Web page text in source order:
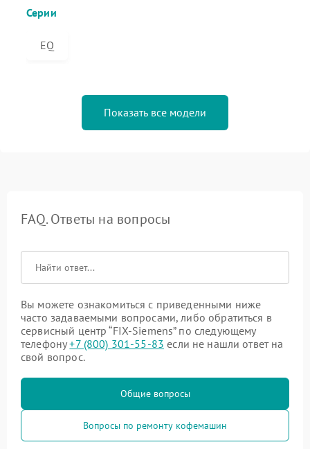
Серии
EQ
Показать все модели
FAQ. Ответы на вопросы
Вы можете ознакомиться с приведенными ниже
часто задаваемыми вопросами, либо обратиться в
сервисный центр “FIX-Siemens” по следующему
телефону+7 (800) 301-55-83 если не нашли ответ на
свой вопрос.
Общие вопросы
Вопросы по ремонту кофемашин